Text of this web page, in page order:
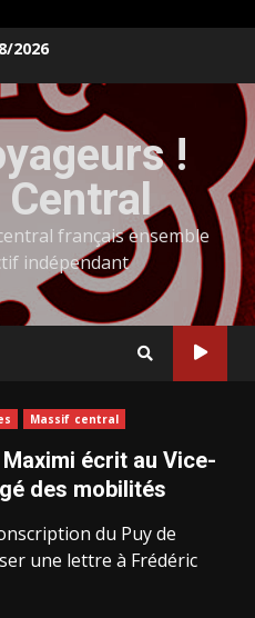
2026
!
français ensemble
indépendant
Massif central
écrit au Vice-
des mobilités
du Puy de
une lettre à Frédéric